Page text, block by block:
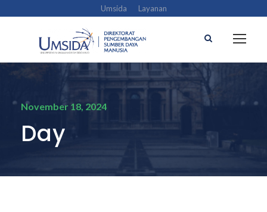
Umsida Layanan
November 18, 2024
Day